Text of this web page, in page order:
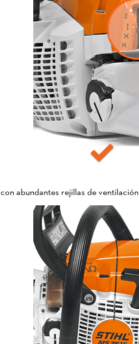
abundantes rejillas de ventilación